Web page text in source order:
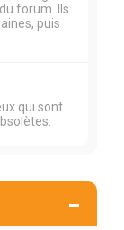
forum. Ils
puis
qui sont